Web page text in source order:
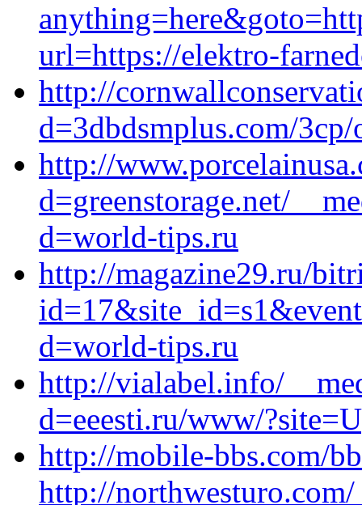
url=https://elektro-
http://
d=3dbdsmplus.com/
http://
d=greenstorage.net/
d=world-tips.ru
http://magazine29.ru/
d=world-tips.ru
http://vialabel.info/
d=eeesti.ru/www/
http://mobile-bbs.com/
http://